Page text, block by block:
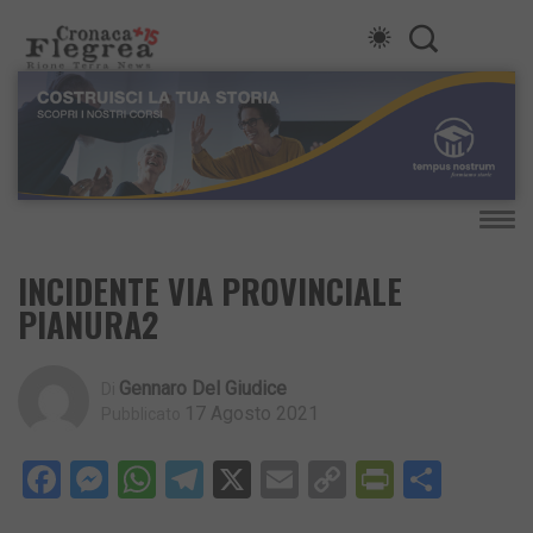
INCIDENTE VIA PROVINCIALE
PIANURA2
Gennaro Del Giudice
17 Agosto 2021
Facebook
Messenger
WhatsApp
Telegram
X EmailCopy